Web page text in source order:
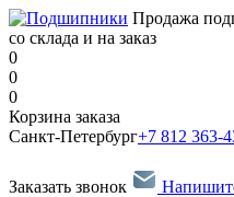
Продажа
со склада и на заказ
0
0
0
Корзина заказа
Санкт-Петербург+7 812 363-
Заказать звонок